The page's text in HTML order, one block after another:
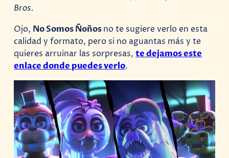
Bros.
Ojo, No Somos Ñoñosno te sugiere verlo en esta
calidad y formato, pero si no aguantas más y te
quieres arruinar las sorpresas,te dejamos este
enlace donde puedes verlo.